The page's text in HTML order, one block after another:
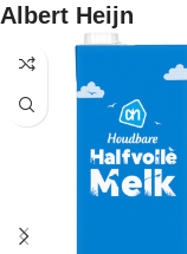
Albert Heijn